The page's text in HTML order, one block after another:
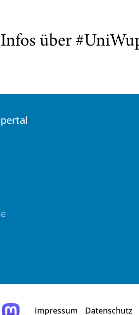
über
Impressum Datenschutz